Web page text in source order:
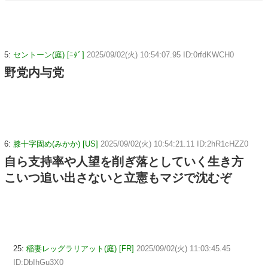
5: セントーン(庭) [ﾆﾀﾞ] 2025/09/02(火) 10:54:07.95 ID:0rfdKWCH0
野党内与党
6: 膝十字固め(みかか) [US] 2025/09/02(火) 10:54:21.11 ID:2hR1cHZZ0
自ら支持率や人望を削ぎ落としていく生き方
こいつ追い出さないと立憲もマジで沈むぞ
25: 稲妻レッグラリアット(庭) [FR] 2025/09/02(火) 11:03:45.45
ID:DbIhGu3X0